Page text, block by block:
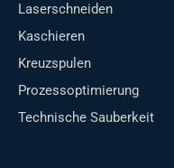
Laserschneiden
Kaschieren
Kreuzspulen
Prozessoptimierung
Technische Sauberkeit